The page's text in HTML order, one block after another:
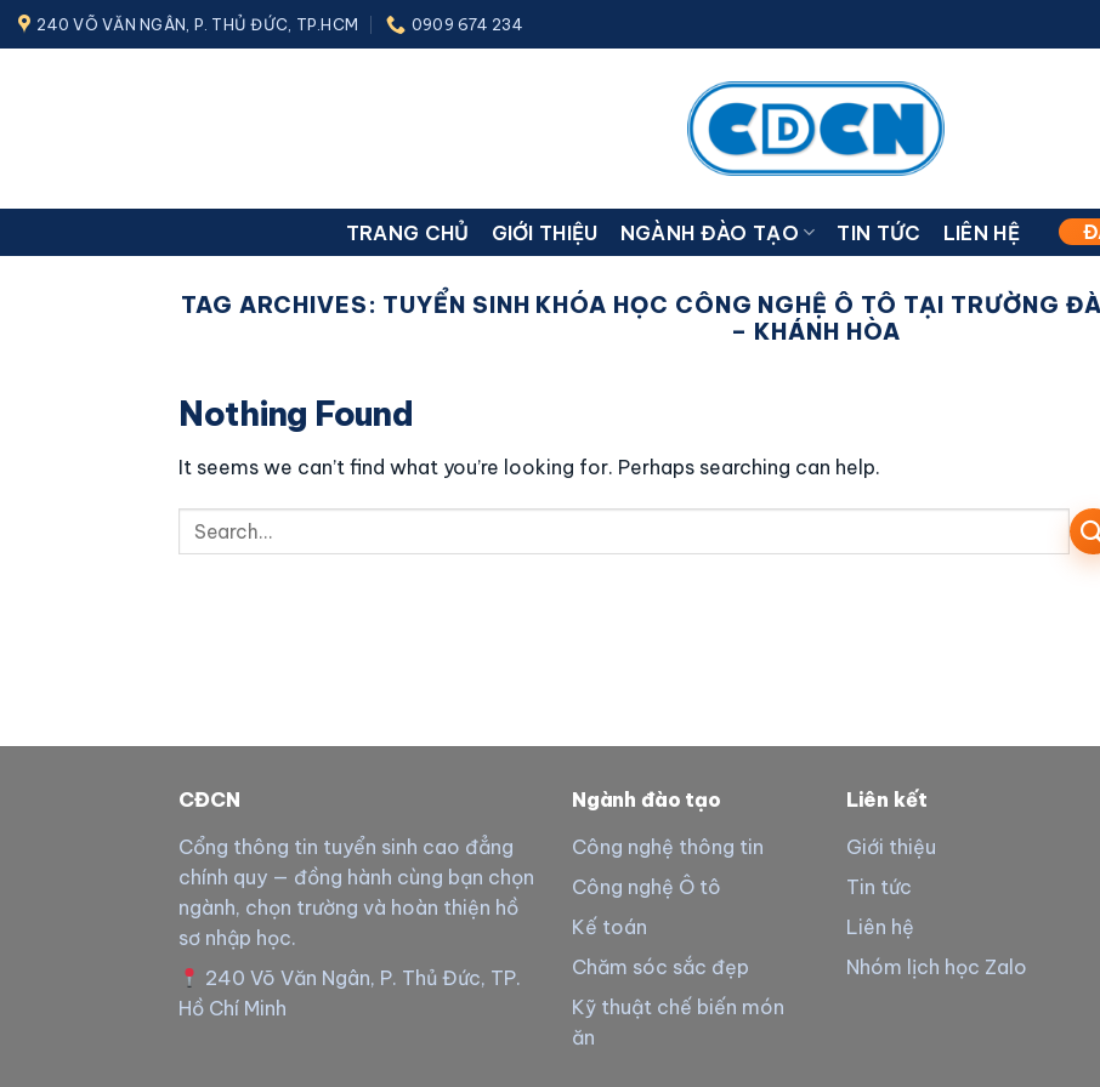
Skip
to
240 VÕ VĂN NGÂN, P. THỦ ĐỨC, TP.HCM 0909 674 234
TRANG CHỦ GIỚI THIỆU NGÀNH ĐÀO TẠO TIN TỨC LIÊN HỆ
TAG ARCHIVES: TUYỂN SINH KHÓA HỌC CÔNG NGHỆ Ô TÔ TẠI TRƯỜNG
– KHÁNH HÒA
Nothing Found
It seems we can’t find what you’re looking for. Perhaps searching can help.
CĐCN
Cổng thông tin tuyển sinh cao đẳng
chính quy — đồng hành cùng bạn chọn
ngành, chọn trường và hoàn thiện hồ
sơ nhập học.
240 Võ Văn Ngân, P. Thủ Đức, TP.
Hồ Chí Minh
Ngành đào tạo
Công nghệ thông tin
Công nghệ Ô tô
Kế toán
Chăm sóc sắc đẹp
Kỹ thuật chế biến món
ăn
Liên kết
Giới thiệu
Tin tức
Liên hệ
Nhóm lịch học Zalo